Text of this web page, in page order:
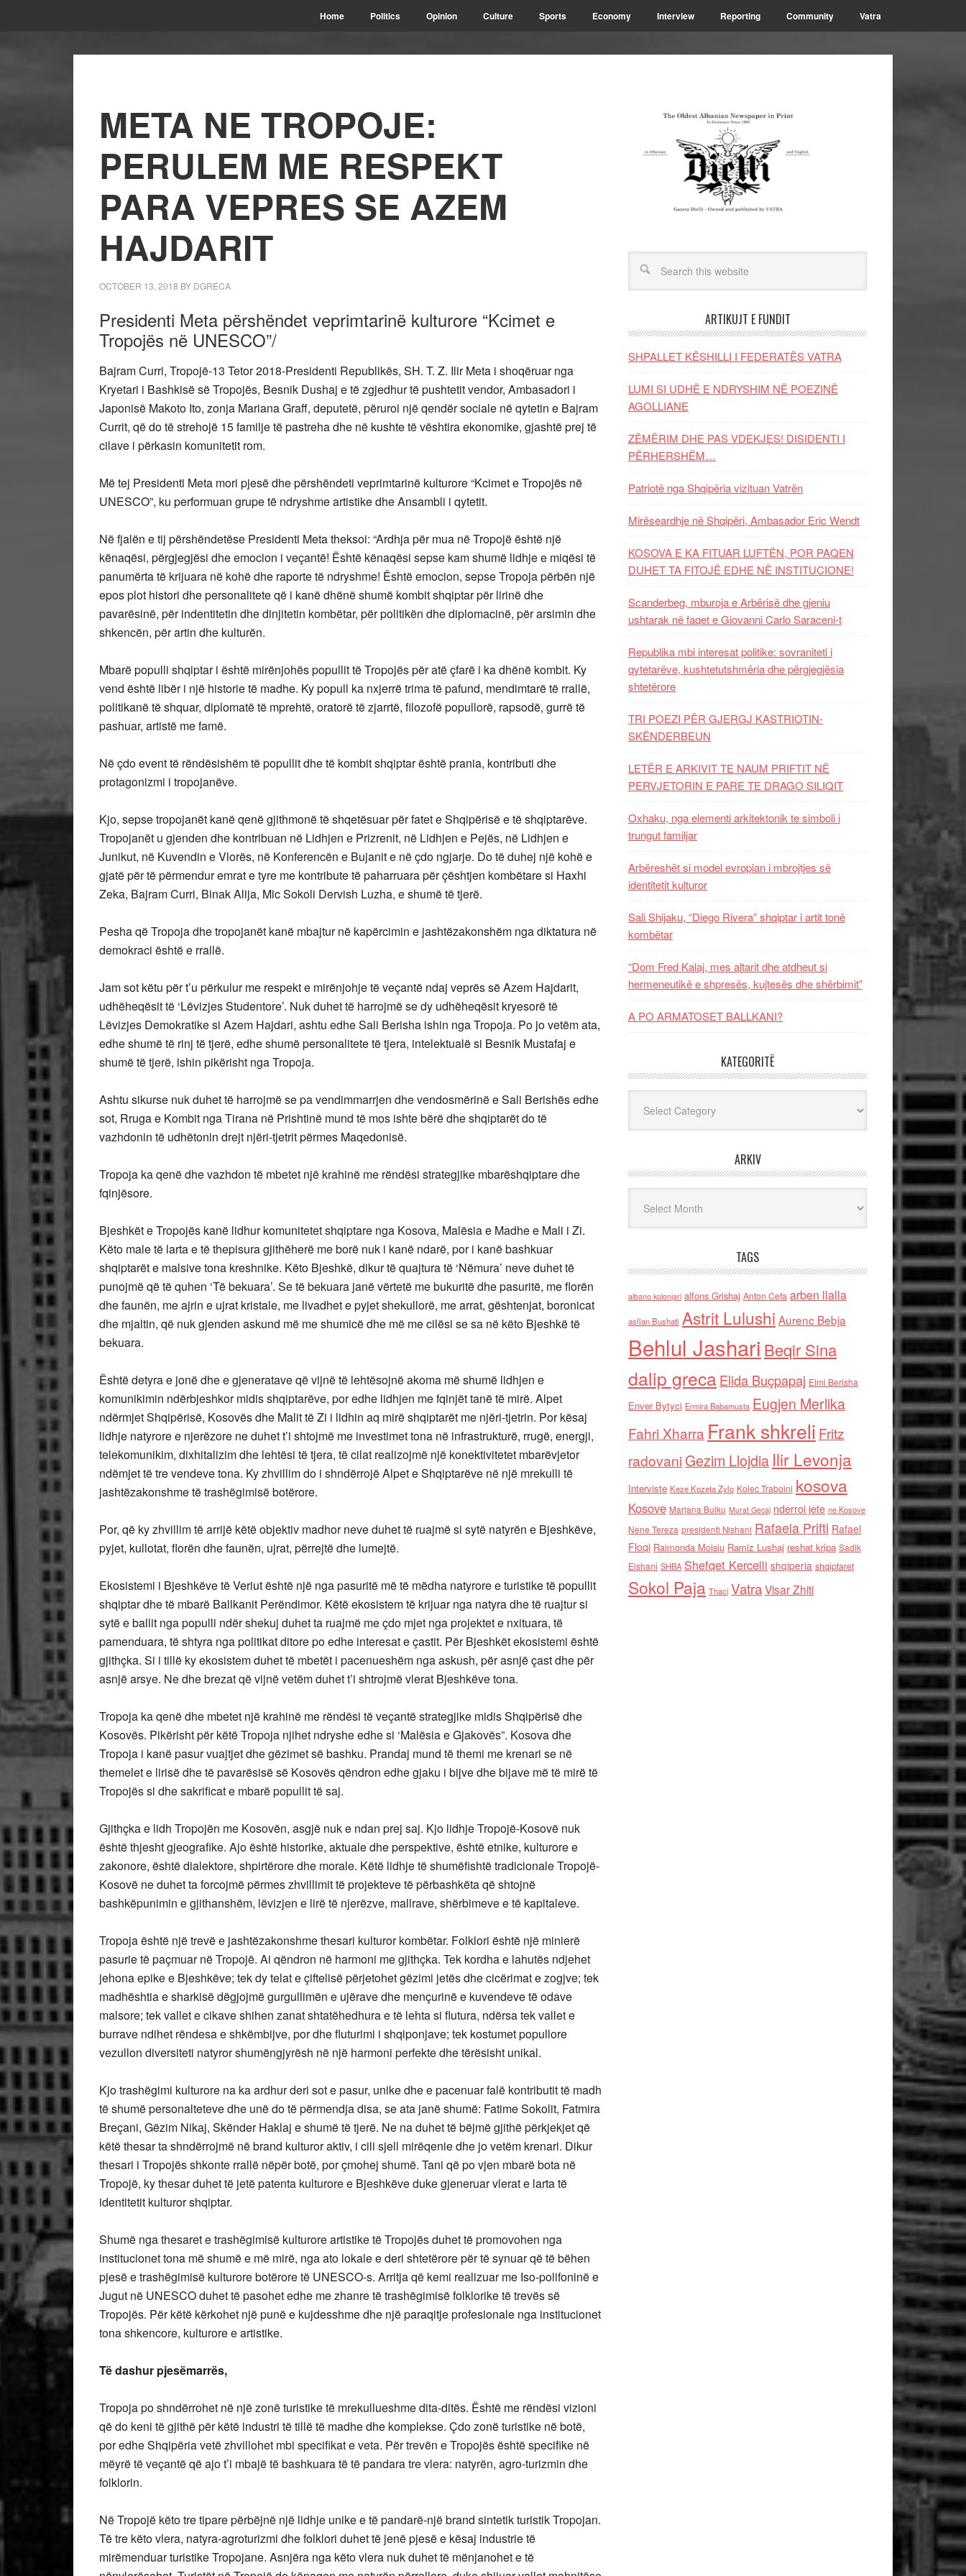
Home Politics Opinion Culture Sports Economy Interview Reporting Community Vatra
META NE TROPOJE:
PERULEM ME RESPEKT
PARA VEPRES SE AZEM
HAJDARIT
OCTOBER 13, 2018 BY DGRECA
Presidenti Meta përshëndet veprimtarinë kulturore “Kcimet e
Tropojës në UNESCO”/
Bajram Curri, Tropojë-13 Tetor 2018-Presidenti Republikës, SH. T. Z. Ilir Meta i shoqëruar nga
Kryetari i Bashkisë së Tropojës, Besnik Dushaj e të zgjedhur të pushtetit vendor, Ambasadori i
Japonisë Makoto Ito, zonja Mariana Graff, deputetë, përuroi një qendër sociale në qytetin e Bajram
Currit, që do të strehojë 15 familje të pastreha dhe në kushte të vështira ekonomike, gjashtë prej të
cilave i përkasin komunitetit rom.
Më tej Presidenti Meta mori pjesë dhe përshëndeti veprimtarinë kulturore “Kcimet e Tropojës në
UNESCO”, ku performuan grupe të ndryshme artistike dhe Ansambli i qytetit.
Në fjalën e tij përshëndetëse Presidenti Meta theksoi: “Ardhja për mua në Tropojë është një
kënaqësi, përgjegjësi dhe emocion i veçantë! Është kënaqësi sepse kam shumë lidhje e miqësi të
panumërta të krijuara në kohë dhe raporte të ndryshme! Është emocion, sepse Tropoja përbën një
epos plot histori dhe personalitete që i kanë dhënë shumë kombit shqiptar për lirinë dhe
pavarësinë, për indentitetin dhe dinjitetin kombëtar, për politikën dhe diplomacinë, për arsimin dhe
shkencën, për artin dhe kulturën.
Mbarë populli shqiptar i është mirënjohës popullit të Tropojës për atë çfarë i ka dhënë kombit. Ky
vend është libër i një historie të madhe. Ky popull ka nxjerrë trima të pafund, mendimtarë të rrallë,
politikanë të shquar, diplomatë të mprehtë, oratorë të zjarrtë, filozofë popullorë, rapsodë, gurrë të
pashuar, artistë me famë.
Në çdo event të rëndësishëm të popullit dhe të kombit shqiptar është prania, kontributi dhe
protagonizmi i tropojanëve.
Kjo, sepse tropojanët kanë qenë gjithmonë të shqetësuar për fatet e Shqipërisë e të shqiptarëve.
Tropojanët u gjenden dhe kontribuan në Lidhjen e Prizrenit, në Lidhjen e Pejës, në Lidhjen e
Junikut, në Kuvendin e Vlorës, në Konferencën e Bujanit e në çdo ngjarje. Do të duhej një kohë e
gjatë për të përmendur emrat e tyre me kontribute të paharruara për çështjen kombëtare si Haxhi
Zeka, Bajram Curri, Binak Alija, Mic Sokoli Dervish Luzha, e shumë të tjerë.
Pesha që Tropoja dhe tropojanët kanë mbajtur në kapërcimin e jashtëzakonshëm nga diktatura në
demokraci është e rrallë.
Jam sot këtu për t’u përkulur me respekt e mirënjohje të veçantë ndaj veprës së Azem Hajdarit,
udhëheqësit të ‘Lëvizjes Studentore’. Nuk duhet të harrojmë se dy udhëheqësit kryesorë të
Lëvizjes Demokratike si Azem Hajdari, ashtu edhe Sali Berisha ishin nga Tropoja. Po jo vetëm ata,
edhe shumë të rinj të tjerë, edhe shumë personalitete të tjera, intelektualë si Besnik Mustafaj e
shumë të tjerë, ishin pikërisht nga Tropoja.
Ashtu sikurse nuk duhet të harrojmë se pa vendimmarrjen dhe vendosmërinë e Sali Berishës edhe
sot, Rruga e Kombit nga Tirana në Prishtinë mund të mos ishte bërë dhe shqiptarët do të
vazhdonin të udhëtonin drejt njëri-tjetrit përmes Maqedonisë.
Tropoja ka qenë dhe vazhdon të mbetet një krahinë me rëndësi strategjike mbarëshqiptare dhe
fqinjësore.
Bjeshkët e Tropojës kanë lidhur komunitetet shqiptare nga Kosova, Malësia e Madhe e Mali i Zi.
Këto male të larta e të thepisura gjithëherë me borë nuk i kanë ndarë, por i kanë bashkuar
shqiptarët e malsive tona kreshnike. Këto Bjeshkë, dikur të quajtura të ‘Nëmura’ neve duhet të
punojmë që të quhen ‘Të bekuara’. Se të bekuara janë vërtetë me bukuritë dhe pasuritë, me florën
dhe faunën, me ajrin e ujrat kristale, me livadhet e pyjet shekullorë, me arrat, gështenjat, boronicat
dhe mjaltin, që nuk gjenden askund më me shumicë dhe më me cilësi se sa në këto Bjeshkë të
bekuara.
Është detyra e jonë dhe e gjeneratave që vijnë të lehtësojnë akoma më shumë lidhjen e
komunikimin ndërbjeshkor midis shqiptarëve, por edhe lidhjen me fqinjët tanë të mirë. Alpet
ndërmjet Shqipërisë, Kosovës dhe Malit të Zi i lidhin aq mirë shqiptarët me njëri-tjetrin. Por kësaj
lidhje natyrore e njerëzore ne duhet t’i shtojmë me investimet tona në infrastrukturë, rrugë, energji,
telekomunikim, dixhitalizim dhe lehtësi të tjera, të cilat realizojmë një konektivitetet mbarëvjetor
ndëmjet të tre vendeve tona. Ky zhvillim do i shndërrojë Alpet e Shqiptarëve në një mrekulli të
jashtëzakonshme të trashëgimisë botërore.
Por, që ky zhvillim të arrijë këtë objektiv madhor neve duhet të ruajmë si sytë natyrën e Bjeshkëve,
pyjet, kullotat, florën dhe faunën, ujrat, përrejtë dhe lumejtë.
Ekosistemi i Bjeshkëve të Veriut është një nga pasuritë më të mëdha natyrore e turistike të popullit
shqiptar dhe të mbarë Ballkanit Perëndimor. Këtë ekosistem të krijuar nga natyra dhe të ruajtur si
sytë e ballit nga populli ndër shekuj duhet ta ruajmë me çdo mjet nga projektet e nxituara, të
pamenduara, të shtyra nga politikat ditore po edhe interesat e çastit. Për Bjeshkët ekosistemi është
gjithçka. Si i tillë ky ekosistem duhet të mbetët i pacenueshëm nga askush, për asnjë çast dhe për
asnjë arsye. Ne dhe brezat që vijnë vetëm duhet t’i shtrojmë vlerat Bjeshkëve tona.
Tropoja ka qenë dhe mbetet një krahinë me rëndësi të veçantë strategjike midis Shqipërisë dhe
Kosovës. Pikërisht për këtë Tropoja njihet ndryshe edhe si ‘Malësia e Gjakovës”. Kosova dhe
Tropoja i kanë pasur vuajtjet dhe gëzimet së bashku. Prandaj mund të themi me krenari se në
themelet e lirisë dhe të pavarësisë së Kosovës qëndron edhe gjaku i bijve dhe bijave më të mirë të
Tropojës si dhe sakrificat e mbarë popullit të saj.
Gjithçka e lidh Tropojën me Kosovën, asgjë nuk e ndan prej saj. Kjo lidhje Tropojë-Kosovë nuk
është thjesht gjeografike. Ajo është historike, aktuale dhe perspektive, është etnike, kulturore e
zakonore, është dialektore, shpirtërore dhe morale. Këtë lidhje të shumëfishtë tradicionale Tropojë-
Kosovë ne duhet ta forcojmë përmes zhvillimit të projekteve të përbashkëta që shtojnë
bashkëpunimin e gjithanshëm, lëvizjen e lirë të njerëzve, mallrave, shërbimeve e të kapitaleve.
Tropoja është një trevë e jashtëzakonshme thesari kulturor kombëtar. Folklori është një minierë
pasurie të paçmuar në Tropojë. Ai qëndron në harmoni me gjithçka. Tek kordha e lahutës ndjehet
jehona epike e Bjeshkëve; tek dy telat e çiftelisë përjetohet gëzimi jetës dhe cicërimat e zogjve; tek
madhështia e sharkisë dëgjojmë gurgullimën e ujërave dhe mençurinë e kuvendeve të odave
malsore; tek vallet e cikave shihen zanat shtatëhedhura e të lehta si flutura, ndërsa tek vallet e
burrave ndihet rëndesa e shkëmbijve, por dhe fluturimi i shqiponjave; tek kostumet popullore
vezullon diversiteti natyror shumëngjyrësh në një harmoni perfekte dhe tërësisht unikal.
Kjo trashëgimi kulturore na ka ardhur deri sot e pasur, unike dhe e pacenuar falë kontributit të madh
të shumë personalteteve dhe unë do të përmendja disa, se ata janë shumë: Fatime Sokolit, Fatmira
Breçani, Gëzim Nikaj, Skënder Haklaj e shumë të tjerë. Ne na duhet të bëjmë gjithë përkjekjet që
këtë thesar ta shndërrojmë në brand kulturor aktiv, i cili sjell mirëqenie dhe jo vetëm krenari. Dikur
thesari i Tropojës shkonte rrallë nëpër botë, por çmohej shumë. Tani që po vjen mbarë bota në
Tropojë, ky thesar duhet të jetë patenta kulturore e Bjeshkëve duke gjeneruar vlerat e larta të
identitetit kulturor shqiptar.
Shumë nga thesaret e trashëgimisë kulturore artistike të Tropojës duhet të promovohen nga
institucionet tona më shumë e më mirë, nga ato lokale e deri shtetërore për të synuar që të bëhen
pjesë e trashëgimisë kulturore botërore të UNESCO-s. Arritja që kemi realizuar me Iso-polifoninë e
Jugut në UNESCO duhet të pasohet edhe me zhanre të trashëgimisë folklorike të trevës së
Tropojës. Për këtë kërkohet një punë e kujdesshme dhe një paraqitje profesionale nga institucionet
tona shkencore, kulturore e artistike.
Të dashur pjesëmarrës,
Tropoja po shndërrohet në një zonë turistike të mrekullueshme dita-ditës. Është me rëndësi vizioni
që do keni të gjithë për këtë industri të tillë të madhe dhe komplekse. Çdo zonë turistike në botë,
por edhe Shqipëria vetë zhvillohet mbi specifikat e veta. Për trevën e Tropojës është specifike në
mëyrë të veçantë që ajo t’i mbajë të bashkuara të të pandara tre vlera: natyrën, agro-turizmin dhe
folklorin.
Në Tropojë këto tre tipare përbëjnë një lidhje unike e të pandarë-një brand sintetik turistik Tropojan.
Të tre këto vlera, natyra-agroturizmi dhe folklori duhet të jenë pjesë e kësaj industrie të
mirëmenduar turistike Tropojane. Asnjëra nga këto vlera nuk duhet të mënjanohet e të
ARTIKUJT E FUNDIT
SHPALLET KËSHILLI I FEDERATËS VATRA
LUMI SI UDHË E NDRYSHIM NË POEZINË
AGOLLIANE
ZËMËRIM DHE PAS VDEKJES! DISIDENTI I
PËRHERSHËM…
Patriotë nga Shqipëria vizituan Vatrën
Mirëseardhje në Shqipëri, Ambasador Eric Wendt
KOSOVA E KA FITUAR LUFTËN, POR PAQEN
DUHET TA FITOJË EDHE NË INSTITUCIONE!
Scanderbeg, mburoja e Arbërisë dhe gjeniu
ushtarak në faqet e Giovanni Carlo Saraceni-t
Republika mbi interesat politike: sovraniteti i
qytetarëve, kushtetutshmëria dhe përgjegjësia
shtetërore
TRI POEZI PËR GJERGJ KASTRIOTIN-
SKËNDERBEUN
LETËR E ARKIVIT TE NAUM PRIFTIT NË
PERVJETORIN E PARE TE DRAGO SILIQIT
Oxhaku, nga elementi arkitektonik te simboli i
trungut familjar
Arbëreshët si model evropian i mbrojtjes së
identitetit kulturor
Sali Shijaku, “Diego Rivera” shqiptar i artit tonë
kombëtar
“Dom Fred Kalaj, mes altarit dhe atdheut si
hermeneutikë e shpresës, kujtesës dhe shërbimit”
A PO ARMATOSET BALLKANI?
KATEGORITË
ARKIV
TAGS
albano kolonjari alfons Grishaj Anton Cefa arben llalla
asllan Bushati Astrit Lulushi Aurenc Bebja
Behlul Jashari Beqir Sina
dalip grecaElida Buçpapaj Elmi Berisha
Enver Bytyci Ermira Babamusta Eugjen Merlika
Fahri Xharra Frank shkreli Fritz
radovaniGezim Llojdia Ilir Levonja
Interviste Keze Kozeta Zylo Kolec Traboini kosova
Kosove Marjana Bulku Murat Gecaj nderroi jete ne Kosove
Nene Tereza presidenti Nishani Rafaela Prifti Rafael
Floqi Raimonda Moisiu Ramiz Lushaj reshat kripa Sadik
Elshani SHBA Shefqet Kercelli shqiperia shqiptaret
Sokol Paja Thaci VatraVisar Zhiti